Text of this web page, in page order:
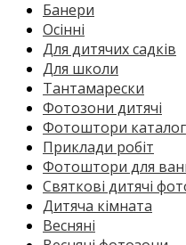
Банери
Осінні
Для дитячих садків
Для школи
Тантамарески
Фотозони дитячі
Фотоштори каталог
Приклади робіт
Фотоштори для
Святкові дитячі
Дитяча кімната
Весняні